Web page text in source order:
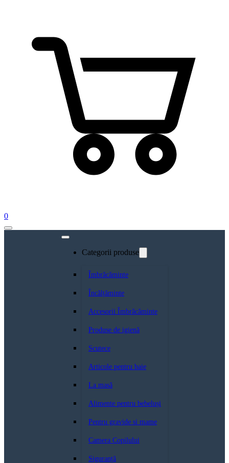
0
Categorii produse
Îmbrăcăminte
Încălțăminte
Accesorii Îmbrăcăminte
Produse de igienă
Scutece
Articole pentru baie
La masă
Alimente pentru bebeluși
Pentru gravide si mame
Camera Copilului
Siguranță